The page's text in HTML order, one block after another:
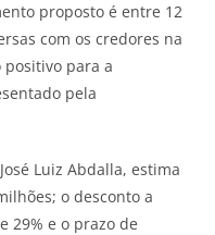
proposto é entre 12
com os credores na
para a
pela
Luiz Abdalla, estima
o desconto a
29% e o prazo de